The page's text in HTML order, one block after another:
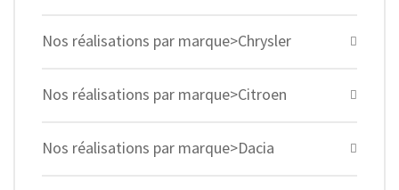
Nos réalisations par marque>Chrysler
Nos réalisations par marque>Citroen
Nos réalisations par marque>Dacia